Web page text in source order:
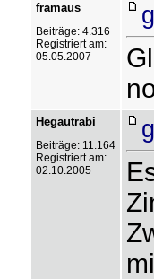
framaus
Beiträge: 4.316
Registriert am:
05.05.2007
Hegautrabi
Beiträge: 11.164
Registriert am:
02.10.2005